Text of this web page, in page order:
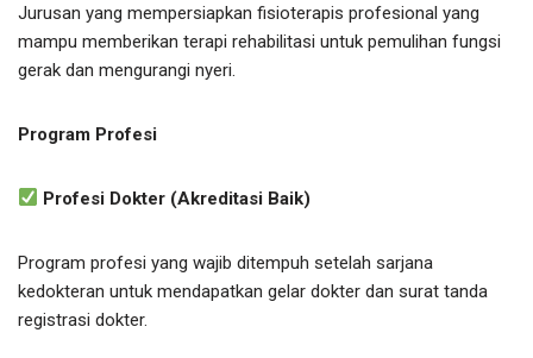
Jurusan yang mempersiapkan fisioterapis profesional yang
mampu memberikan terapi rehabilitasi untuk pemulihan fungsi
gerak dan mengurangi nyeri.
Program Profesi
Profesi Dokter (Akreditasi Baik)
Program profesi yang wajib ditempuh setelah sarjana
kedokteran untuk mendapatkan gelar dokter dan surat tanda
registrasi dokter.